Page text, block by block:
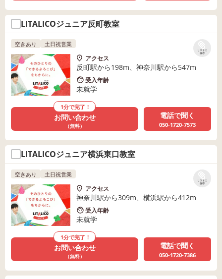
LITALICOジュニア反町教室
リストに
保存
空きあり 土日祝営業
アクセス
反町駅から198m、神奈川駅から547m
受入年齢
未就学
1分で完了！
お問い合わせ
（無料）
電話で聞く
050-1720-7573
LITALICOジュニア横浜東口教室
リストに
保存
空きあり 土日祝営業
アクセス
神奈川駅から309m、横浜駅から412m
受入年齢
未就学
1分で完了！
お問い合わせ
（無料）
電話で聞く
050-1720-7386